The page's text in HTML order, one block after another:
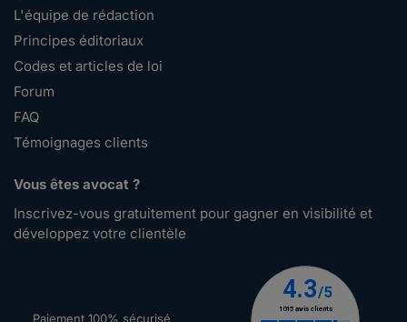
L'équipe de rédaction
Principes éditoriaux
Codes et articles de loi
Forum
FAQ
Témoignages clients
Vous êtes avocat ?
Inscrivez-vous gratuitement pour gagner en visibilité et
développez votre clientèle
Paiement 100% sécurisé